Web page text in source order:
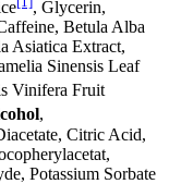
, Glycerin,
Betula Alba
Asiatica Extract,
Sinensis Leaf
Vinifera Fruit
,
Citric Acid,
Potassium Sorbate